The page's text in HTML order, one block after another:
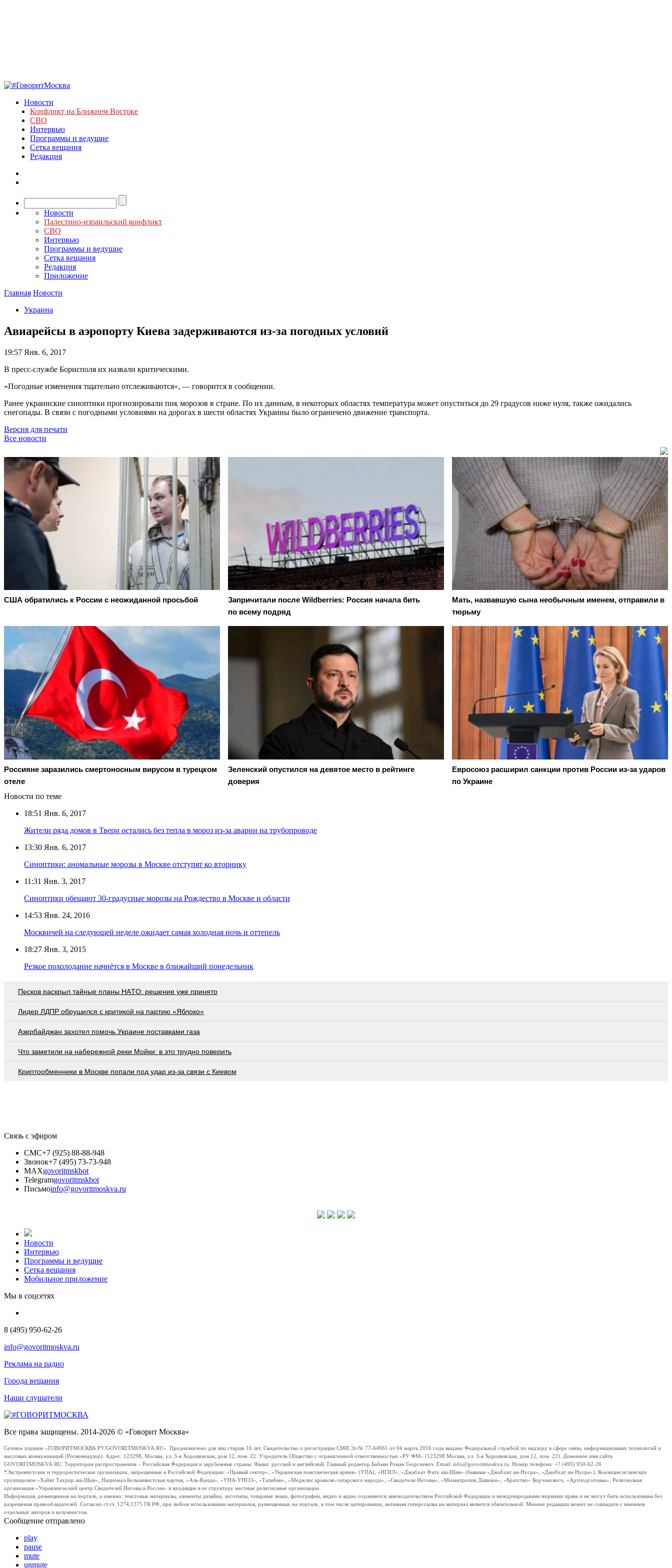
Новости
Конфликт на Ближнем Востоке
СВО
Интервью
Программы и ведущие
Сетка вещания
Редакция
Новости
Палестино-израильский конфликт
СВО
Интервью
Программы и ведущие
Сетка вещания
Редакция
Приложение
Главная Новости
Украина
Авиарейсы в аэропорту Киева задерживаются из-за погодных условий
19:57 Янв. 6, 2017
В пресс-службе Борисполя их назвали критическими.
«Погодные изменения тщательно отслеживаются», — говорится в сообщении.
Ранее украинские синоптики прогнозировали пик морозов в стране. По их данным, в некоторых областях температура может опуститься до 29 градусов ниже нуля, также ожидались
снегопады. В связи с погодными условиями на дорогах в шести областях Украины было ограничено движение транспорта.
Версия для печати
Все новости
США обратились к России с неожиданной просьбой
Запричитали после Wildberries: Россия начала бить
по всему подряд
Мать, назвавшую сына необычным именем, отправили в
тюрьму
Россияне заразились смертоносным вирусом в турецком
отеле
Зеленский опустился на девятое место в рейтинге
доверия
Евросоюз расширил санкции против России из-за ударов
по Украине
Новости по теме
18:51 Янв. 6, 2017
Жители ряда домов в Твери остались без тепла в мороз из-за аварии на трубопроводе
13:30 Янв. 6, 2017
Синоптики: аномальные морозы в Москве отступят ко вторнику
11:31 Янв. 3, 2017
Синоптики обещают 30-градусные морозы на Рождество в Москве и области
14:53 Янв. 24, 2016
Москвичей на следующей неделе ожидает самая холодная ночь и оттепель
18:27 Янв. 3, 2015
Резкое похолодание начнётся в Москве в ближайший понедельник
Пecкoв рacкрыл тaйныe плaны НAТO: рeшeниe ужe принятo
Лидер ЛДПР обрушился с критикой на партию «Яблоко»
Азербайджан захотел помочь Украине поставками газа
Что заметили на набережной реки Мойки: в это трудно поверить
Криптообменники в Москве попали под удар из-за связи с Киевом
Связь с эфиром
СМС+7 (925) 88-88-948
Звонок+7 (495) 73-73-948
MAXgovoritmskbot
Telegramgovoritmskbot
Письмоinfo@govoritmoskva.ru
Новости
Интервью
Программы и ведущие
Сетка вещания
Мобильное приложение
Мы в соцсетях
8 (495) 950-62-26
info@govoritmoskva.ru
Реклама на радио
Города вещания
Наши слушатели
Все права защищены. 2014-2026 © «Говорит Москва»
Сетевое издание «ГОВОРИТМОСКВА.РУ/GOVORITMOSKVA.RU». Предназначено для лиц старше 16 лет. Свидетельство о регистрации СМИ Эл № 77-64961 от 04 марта 2016 года выдано Федеральной службой по надзору в сфере связи, информационных технологий и
массовых коммуникаций (Роскомнадзор). Адрес: 123298, Москва, ул. 3-я Хорошевская, дом 12, пом. 22. Учредитель Общество с ограниченной ответственностью «РУ ФМ» (123298 Москва, ул. 3-я Хорошевская, дом 12, пом. 22). Доменное имя сайта
GOVORITMOSKVA.RU. Территория распространения – Российская Федерация и зарубежные страны. Языки: русский и английский. Главный редактор Бабаян Роман Георгиевич. Email: info@govoritmoskva.ru. Номер телефона: +7 (495) 950-62-26
*Экстремистские и террористические организации, запрещенные в Российской Федерации: «Правый сектор», «Украинская повстанческая армия» (УПА), «ИГИЛ», «Джабхат Фатх аш-Шам» (бывшая «Джабхат ан-Нусра», «Джебхат ан-Нусра»), Коалиция исламских
группировок «Хайят Тахрир аш-Шам», Национал-Большевистская партия, «Аль-Каида», «УНА-УНСО», «Талибан», «Меджлис крымско-татарского народа», «Свидетели Иеговы», «Мизантропик Дивижн», «Братство» Корчинского, «Артподготовка», Религиозная
организация «Управленческий центр Свидетелей Иеговы в России» и входящие в ее структуру местные религиозные организации.
Информация, размещенная на портале, а именно: текстовые материалы, элементы дизайна, логотипы, товарные знаки, фотографии, видео и аудио охраняются законодательством Российской Федерации и международными нормами права и не могут быть использованы без
разрешения правообладателей. Согласно ст.ст. 1274,1275 ГК РФ, при любом использовании материалов, размещенных на портале, в том числе цитировании, активная гиперссылка на материал является обязательной. Мнение редакции может не совпадать с мнением
отдельных авторов и колумнистов.
Сообщение отправлено
play
pause
mute
unmute